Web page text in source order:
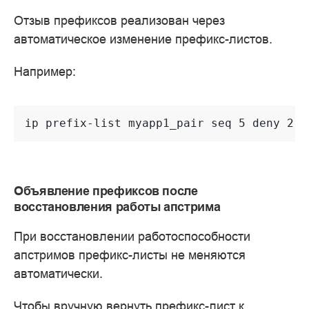
Отзыв префиксов реализован через
автоматическое изменение префикс-листов.
Например:
ip prefix-list myapp1_pair seq 5 deny
Объявление префиксов после
восстановления работы апстрима
При восстановлении работоспособности
апстримов префикс-листы не меняются
автоматически.
Чтобы вручную вернуть префикс-лист к